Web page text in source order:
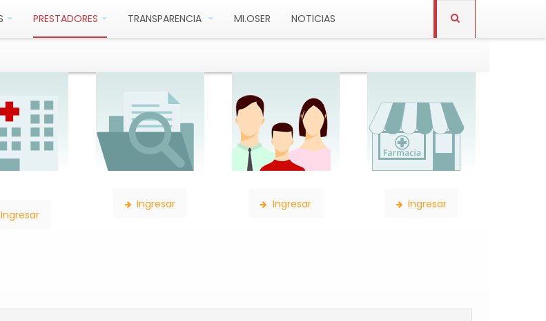
PRESTADORES TRANSPARENCIA MI.OSER NOTICIAS
Ingresar
Ingresar Ingresar Ingresar